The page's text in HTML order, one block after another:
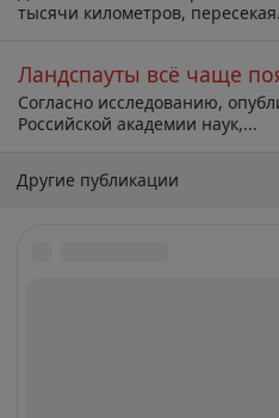
тысячи километров,
Ландспауты всё чаще
Согласно исследованию,
Российской академии наук,...
Другие публикации